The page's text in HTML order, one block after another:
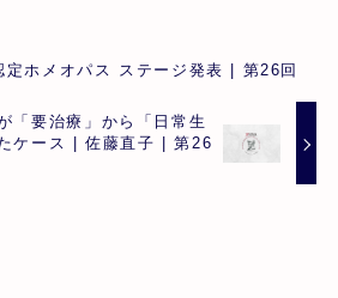
ホメオパス ステージ発表 | 第26回
「要治療」から「日常生
ケース | 佐藤直子 | 第26